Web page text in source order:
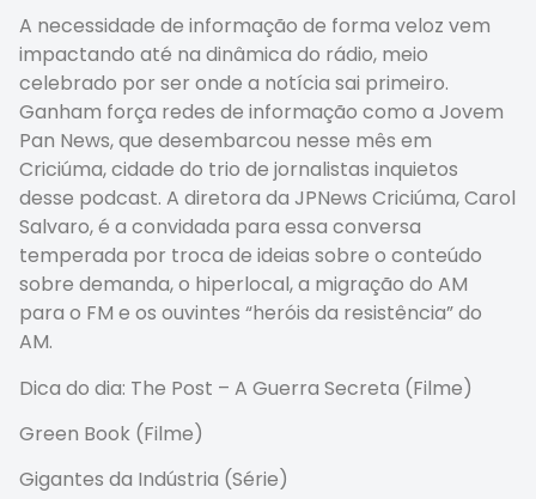
A necessidade de informação de forma veloz vem
impactando até na dinâmica do rádio, meio
celebrado por ser onde a notícia sai primeiro.
Ganham força redes de informação como a Jovem
Pan News, que desembarcou nesse mês em
Criciúma, cidade do trio de jornalistas inquietos
desse podcast. A diretora da JPNews Criciúma, Carol
Salvaro, é a convidada para essa conversa
temperada por troca de ideias sobre o conteúdo
sobre demanda, o hiperlocal, a migração do AM
para o FM e os ouvintes “heróis da resistência” do
AM.
Dica do dia: The Post – A Guerra Secreta (Filme)
Green Book (Filme)
Gigantes da Indústria (Série)